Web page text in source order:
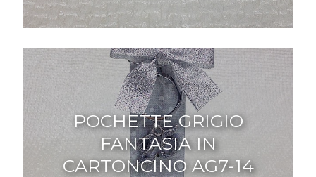
POCHETTE GRIGIO
FANTASIA IN
CARTONCINO AG7-14